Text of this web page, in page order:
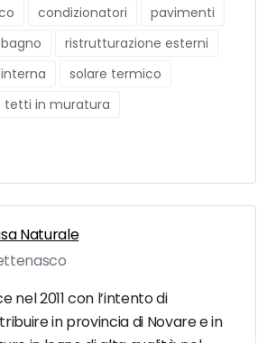
condizionatori
pavimenti
ristrutturazione esterni
solare termico
tetti in muratura
Naturale
nel 2011 con l’intento di
in provincia di Novare e in